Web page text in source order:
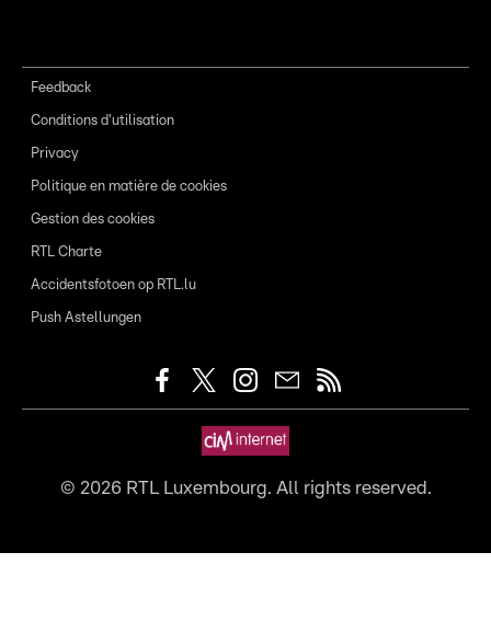
Feedback
Conditions d'utilisation
Privacy
Politique en matière de cookies
Gestion des cookies
RTL Charte
Accidentsfotoen op RTL.lu
Push Astellungen
© 2026RTL Luxembourg. All rights reserved.